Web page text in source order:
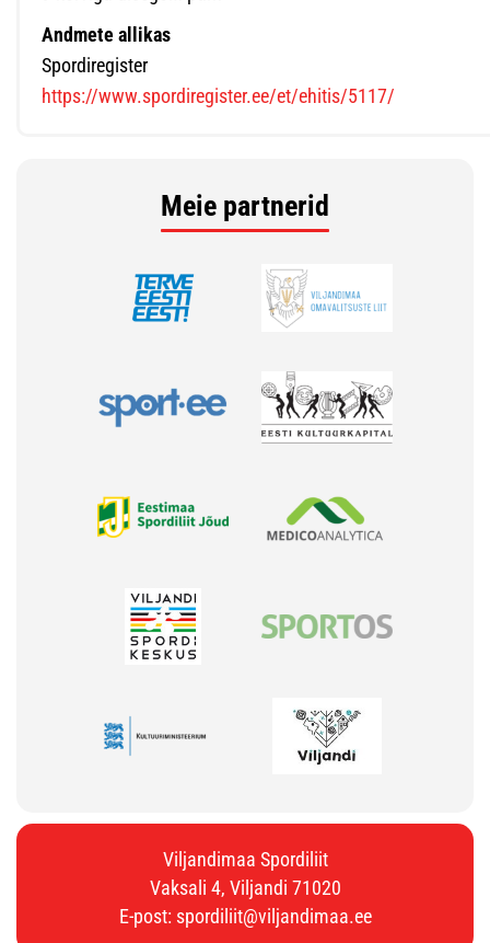
Andmete allikas
Spordiregister
https://www.spordiregister.ee/et/ehitis/5117/
Meie partnerid
Viljandimaa Spordiliit
Vaksali 4, Viljandi 71020
E-post: spordiliit@viljandimaa.ee